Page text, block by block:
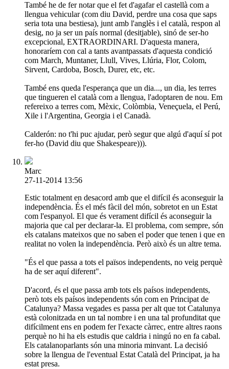
També he de fer notar que el fet d'agafar el castellà com a
llengua vehicular (com diu David, perdre una cosa que saps
seria tota una bestiesa), junt amb l'anglès i el català, respon al
desig, no ja ser un país normal (desitjable), sinó de ser-ho
excepcional, EXTRAORDINARI. D'aquesta manera,
honoraríem con cal a tants avantpassats d'aquesta condició
com March, Muntaner, Llull, Vives, Llúria, Flor, Colom,
Sirvent, Cardoba, Bosch, Durer, etc, etc.
També ens queda l'esperança que un dia..., un dia, les terres
que tingueren el català com a llengua, l'adoptaren de nou. Em
refereixo a terres com, Mèxic, Colòmbia, Veneçuela, el Perú,
Xile i l'Argentina, Georgia i el Canadà.
Calderón: no t'hi puc ajudar, però segur que algú d'aquí sí pot
fer-ho (David diu que Shakespeare))).
Marc
27-11-2014 13:56
Estic totalment en desacord amb que el difícil és aconseguir la
independència. És el més fàcil del món, sobretot en un Estat
com l'espanyol. El que és verament difícil és aconseguir la
majoria que cal per declarar-la. El problema, com sempre, són
els catalans mateixos que no saben el poder que tenen i que en
realitat no volen la independència. Però això és un altre tema.
"És el que passa a tots el països independents, no veig perquè
ha de ser aquí diferent".
D'acord, és el que passa amb tots els paísos independents,
però tots els paísos independents són com en Principat de
Catalunya? Massa vegades es passa per alt que tot Catalunya
està colonitzada en un tal nombre i en una tal profunditat que
difícilment ens en podem fer l'exacte càrrec, entre altres raons
perquè no hi ha els estudis que caldria i ningú no en fa cabal.
Els catalanoparlants són una minoria minvant. La decisió
sobre la llengua de l'eventual Estat Català del Principat, ja ha
estat presa.